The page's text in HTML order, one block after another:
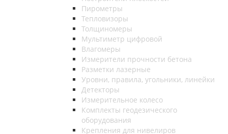
Пирометры
Тепловизоры
Толщиномеры
Мультиметр цифровой
Влагомеры
Измерители прочности бетона
Разметки лазерные
Уровни, правила, угольники, линейки
Детекторы
Измерительное колесо
Комплекты геодезического
оборудования
Крепления для нивелиров